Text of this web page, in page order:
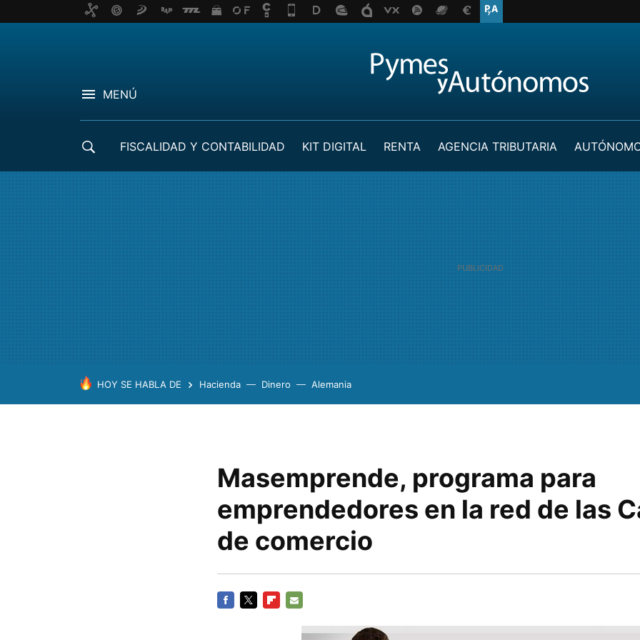
MENÚ
FISCALIDAD Y CONTABILIDAD KIT DIGITAL RENTA AGENCIA TRIBUTARIA
HOY SE HABLA DE Hacienda Dinero Alemania
Masemprende, programa para
emprendedores en la red de las
de comercio
MAIL